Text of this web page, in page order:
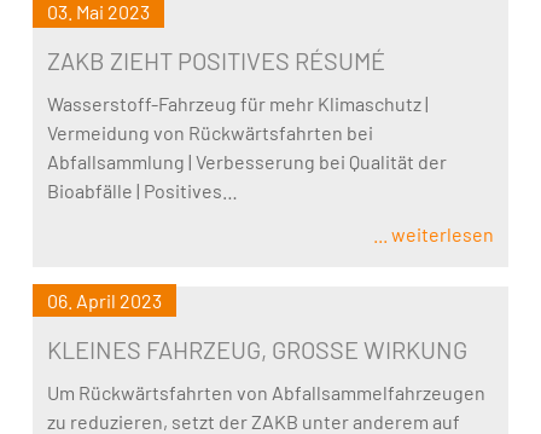
03. Mai 2023
ZAKB ZIEHT POSITIVES RÉSUMÉ
Wasserstoff-Fahrzeug für mehr Klimaschutz |
Vermeidung von Rückwärtsfahrten bei
Abfallsammlung | Verbesserung bei Qualität der
Bioabfälle | Positives…
... weiterlesen
06. April 2023
KLEINES FAHRZEUG, GROSSE WIRKUNG
Um Rückwärtsfahrten von Abfallsammelfahrzeugen
zu reduzieren, setzt der ZAKB unter anderem auf